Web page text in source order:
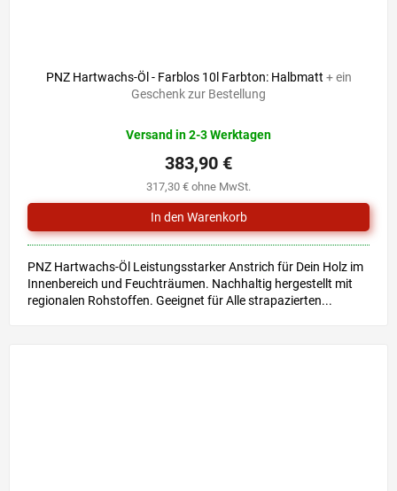
PNZ Hartwachs-Öl - Farblos 10l Farbton: Halbmatt + ein
Geschenk zur Bestellung
Versand in 2-3 Werktagen
317,30 € ohne MwSt.
383,90 €
PNZ Hartwachs-Öl Leistungsstarker Anstrich für Dein Holz im
Innenbereich und Feuchträumen. Nachhaltig hergestellt mit
regionalen Rohstoffen. Geeignet für Alle strapazierten...